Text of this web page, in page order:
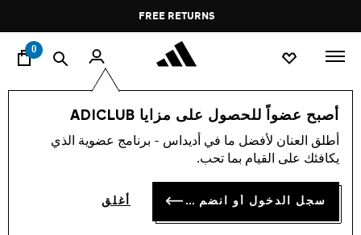
Pause
promotion
rotation
FREE RETURNS
0
أصبح عضواً للحصول على مزايا ADICLUB
أطلق العنان لأفضل ما في أديداس - برنامج عضوية الذي
يكافئك على القيام بما تحب.
سجل الدخول أو انضم الآن أغلق
الرجال أحذية
-30%
حذاء SUPERNOVA EASE
BD 35.52